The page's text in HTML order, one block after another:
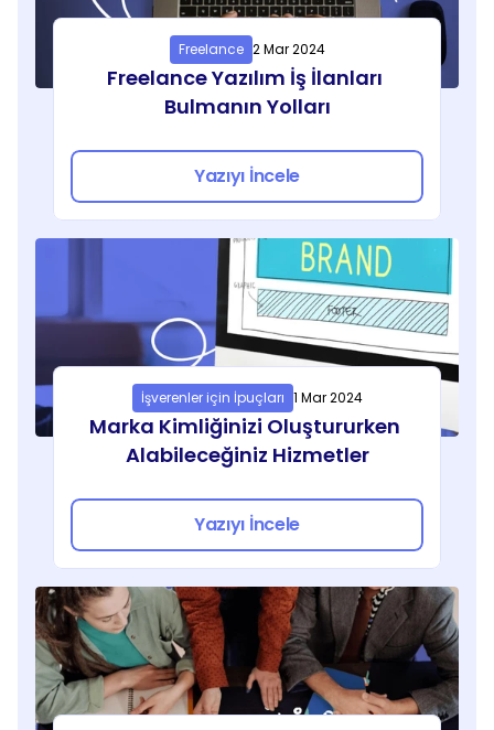
Freelance 2 Mar 2024
Freelance Yazılım İş İlanları
Bulmanın Yolları
Yazıyı İncele
İşverenler için İpuçları 1 Mar 2024
Marka Kimliğinizi Oluştururken
Alabileceğiniz Hizmetler
Yazıyı İncele